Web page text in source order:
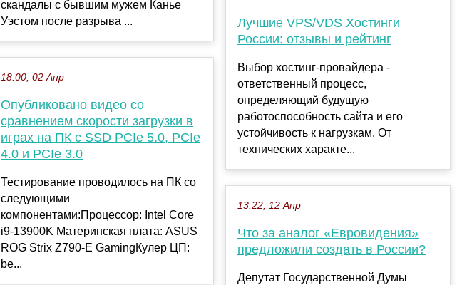
скандалы с бывшим мужем Канье
Уэстом после разрыва ...
18:00, 02 Апр
Опубликовано видео со
сравнением скорости загрузки в
играх на ПК с SSD PCIe 5.0, PCIe
4.0 и PCIe 3.0
Тестирование проводилось на ПК со
следующими
компонентами:Процессор: Intel Core
i9-13900K Материнская плата: ASUS
ROG Strix Z790-E GamingКулер ЦП:
be...
Лучшие VPS/VDS Хостинги
России: отзывы и рейтинг
Выбор хостинг-провайдера -
ответственный процесс,
определяющий будущую
работоспособность сайта и его
устойчивость к нагрузкам. От
технических характе...
13:22, 12 Апр
Что за аналог «Евровидения»
предложили создать в России?
Депутат Государственной Думы